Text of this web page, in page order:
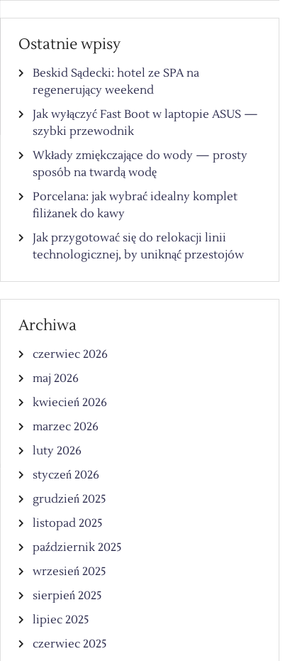
Ostatnie wpisy
Beskid Sądecki: hotel ze SPA na
regenerujący weekend
Jak wyłączyć Fast Boot w laptopie ASUS —
szybki przewodnik
Wkłady zmiękczające do wody — prosty
sposób na twardą wodę
Porcelana: jak wybrać idealny komplet
filiżanek do kawy
Jak przygotować się do relokacji linii
technologicznej, by uniknąć przestojów
Archiwa
czerwiec 2026
maj 2026
kwiecień 2026
marzec 2026
luty 2026
styczeń 2026
grudzień 2025
listopad 2025
październik 2025
wrzesień 2025
sierpień 2025
lipiec 2025
czerwiec 2025